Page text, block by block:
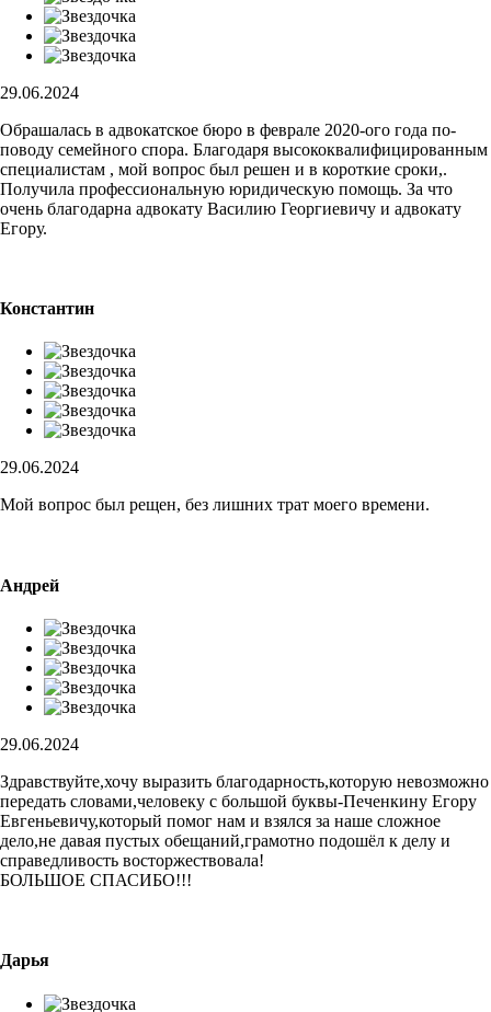
29.06.2024
Обрашалась в адвокатское бюро в феврале 2020-ого года по-
поводу семейного спора. Благодаря высококвалифицированным
специалистам , мой вопрос был решен и в короткие сроки,.
Получила профессиональную юридическую помощь. За что
очень благодарна адвокату Василию Георгиевичу и адвокату
Егору.
Константин
29.06.2024
Мой вопрос был рещен, без лишних трат моего времени.
Андрей
29.06.2024
Здравствуйте,хочу выразить благодарность,которую невозможно
передать словами,человеку с большой буквы-Печенкину Егору
Евгеньевичу,который помог нам и взялся за наше сложное
дело,не давая пустых обещаний,грамотно подошёл к делу и
справедливость восторжествовала!
БОЛЬШОЕ СПАСИБО!!!
Дарья